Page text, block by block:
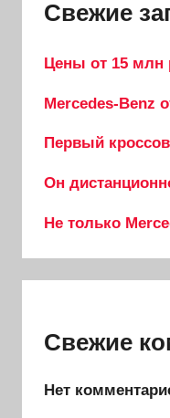
Свежие
Цены от 15 млн
Mercedes-Benz
Первый
Он
Не только
Свежие
Нет